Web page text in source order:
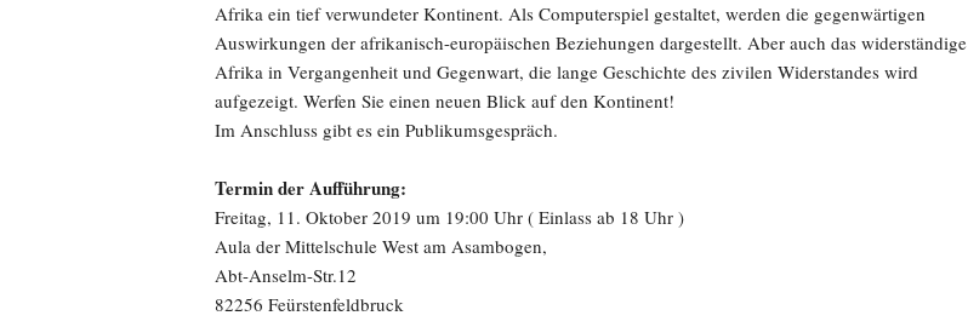
Afrika ein tief verwundeter Kontinent. Als Computerspiel gestaltet, werden die gegenwärtigen
Auswirkungen der afrikanisch-europäischen Beziehungen dargestellt. Aber auch das widerständige
Afrika in Vergangenheit und Gegenwart, die lange Geschichte des zivilen Widerstandes wird
aufgezeigt. Werfen Sie einen neuen Blick auf den Kontinent!
Im Anschluss gibt es ein Publikumsgespräch.
Termin der Aufführung:
Freitag, 11. Oktober 2019 um 19:00 Uhr ( Einlass ab 18 Uhr )
Aula der Mittelschule West am Asambogen,
Abt-Anselm-Str.12
82256 Feürstenfeldbruck